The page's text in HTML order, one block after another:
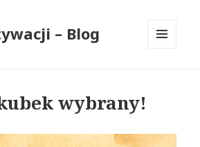
– Blog
wybrany!